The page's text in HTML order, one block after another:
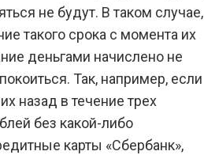
не будут. В таком случае,
такого срока с момента их
деньгами начислено не
Так, например, если
назад в течение трех
без какой-либо
карты «Сбербанк»,